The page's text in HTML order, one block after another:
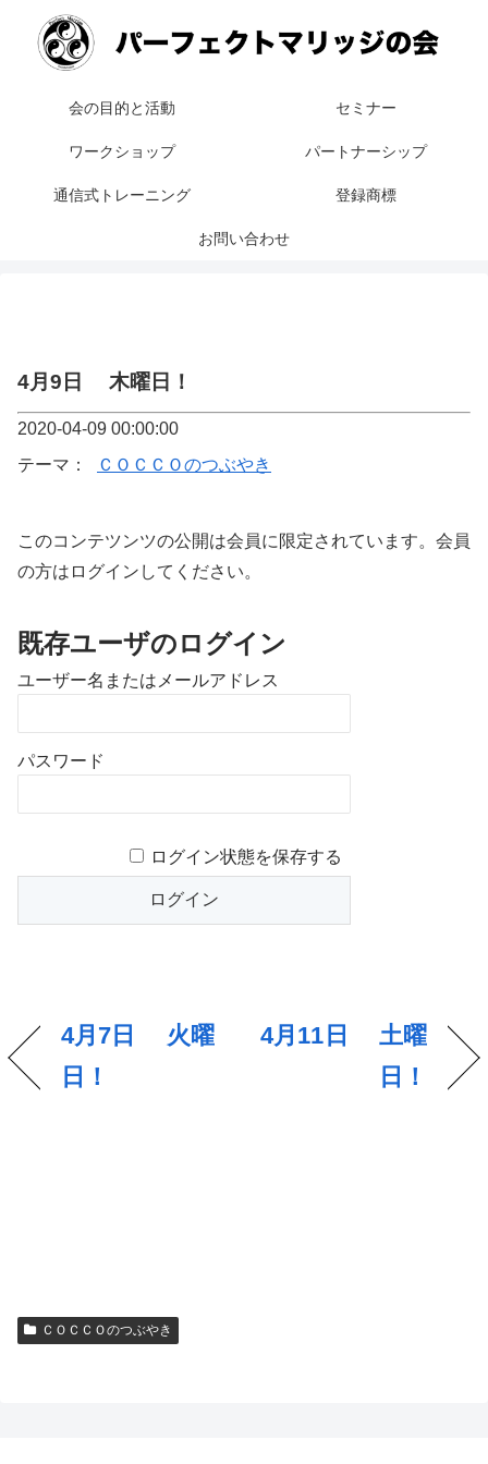
会の目的と活動 セミナー
ワークショップ パートナーシップ
通信式トレーニング 登録商標
お問い合わせ
4月9日 木曜日！
2020-04-09 00:00:00
テーマ：
ＣＯＣＣＯのつぶやき
このコンテツンツの公開は会員に限定されています。会員
の方はログインしてください。
既存ユーザのログイン
ユーザー名またはメールアドレス
パスワード
ログイン状態を保存する
4月7日 火曜
日！
4月11日 土曜
日！
ＣＯＣＣＯのつぶやき